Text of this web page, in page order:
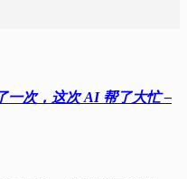
一次，这次 AI 帮了大忙 –